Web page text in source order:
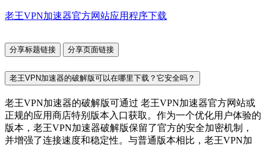
老王VPN加速器官方网站应用程序下载
分享标题链接 分享页面链接
老王VPN加速器的破解版可以在哪里下载？它安全吗？
老王VPN加速器的破解版可通过 老王VPN加速器官方网站或
正规的应用商店特别版本入口获取。作为一个优化用户体验的
版本，老王VPN加速器破解版保留了官方的安全加密机制，
并增强了连接速度和稳定性。与普通版本相比，老王VPN加